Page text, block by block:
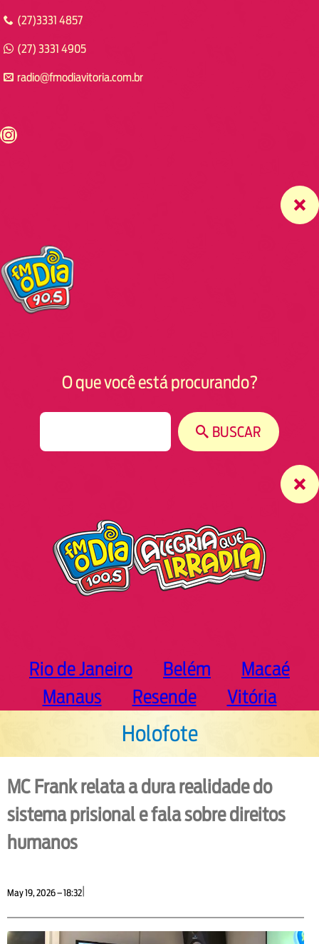
(27)3331 4857
(27) 3331 4905
radio@fmodiavitoria.com.br
https://www.instagram.com/fmodia.cabofrio/
O que você está procurando?
BUSCAR
Rio de Janeiro Belém
Macaé
Manaus
Resende Vitória
Holofote
MC Frank relata a dura realidade do
sistema prisional e fala sobre direitos
humanos
May 19, 2026 – 18:32